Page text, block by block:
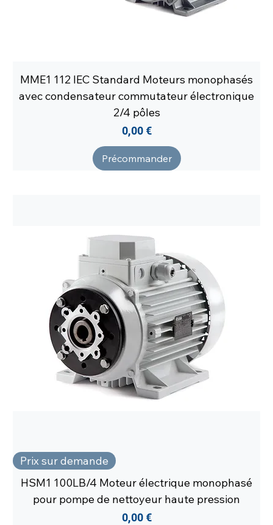
MME1 112 IEC Standard Moteurs monophasés
avec condensateur commutateur électronique
2/4 pôles
Prix
0,00 €
Précommander
Prix sur demande
HSM1 100LB/4 Moteur électrique monophasé
pour pompe de nettoyeur haute pression
Prix
0,00 €